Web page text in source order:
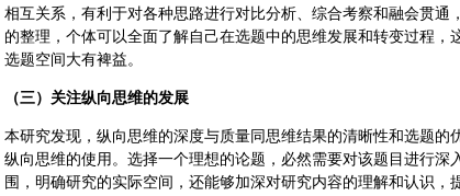
相互关系，有利于对各种思路进行对比分析、综合考察和融会贯通
的整理，个体可以全面了解自己在选题中的思维发展和转变过程
选题空间大有裨益。
（三）关注纵向思维的发展
本研究发现，纵向思维的深度与质量同思维结果的清晰性和选题
纵向思维的使用。选择一个理想的论题，必然需要对该题目进行深
围，明确研究的实际空间，还能够加深对研究内容的理解和认识